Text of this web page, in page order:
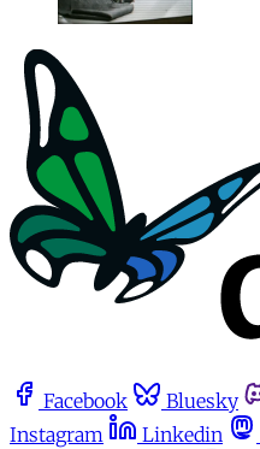
Facebook Bluesky
Instagram
Linkedin